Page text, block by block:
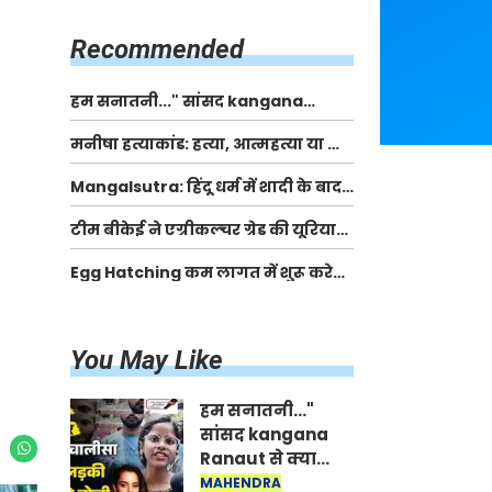
Recommended
हम सनातनी..." सांसद kangana
Ranaut से क्या बोली लड़की? Viral
Jantar-Mantar | CJP protest
मनीषा हत्याकांड: हत्या, आत्महत्या या कोई बड़ा राज?
| Full Story | Josh Haryana
Mangalsutra: हिंदू धर्म में शादी के बाद
मंगलसूत्र क्यों पहनती है महिलाएं, किसने
शुरु की ये परंपरा
टीम बीकेई ने एग्रीकल्चर ग्रेड की यूरिया
खाद गट्टों में बदलकर टेक्निकल ग्रेड में
बेचने वालों पर करवाई कार्रवाई:
Egg Hatching कम लागत में शुरू करे
You May Like
हम सनातनी..."
सांसद kangana
Ranaut से क्या
बोली लड़की? Viral
MAHENDRA